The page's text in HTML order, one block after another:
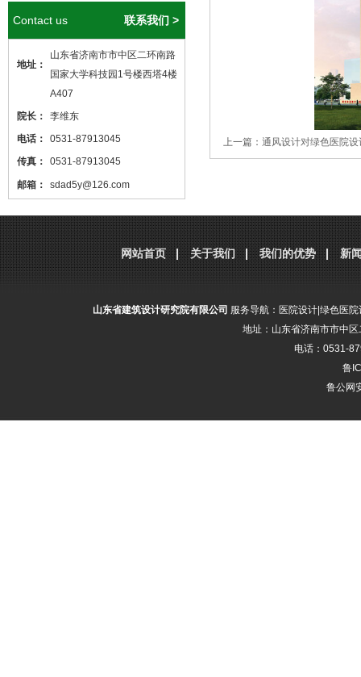
Contact us 联系我们 >
地址：
山东省济南市市中区二环南路
国家大学科技园1号楼西塔4楼
A407
院长：
李维东
电话：
0531-87913045
传真：
0531-87913045
邮箱：
sdad5y@126.com
设计 ，本站网址
http://www.sdjzsj5y.com
，转载请标明出处！
上一篇： 通风设计对绿色医院
网站首页 关于我们 我们的优势 新
山东省建筑设计研究院有限公司 服务导航： 医院设计 绿色医院
地址：山东省济南市市中
电话：0531-
鲁
鲁公网